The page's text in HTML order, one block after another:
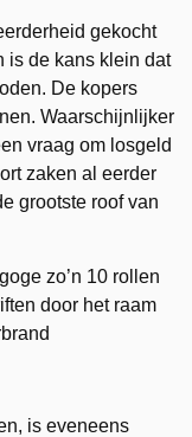
gekocht
is de kans klein dat
De kopers
Waarschijnlijker
vraag om losgeld
zaken al eerder
grootste roof van
zo’n 10 rollen
door het raam
is eveneens